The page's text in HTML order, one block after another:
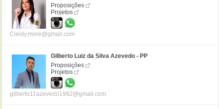
Proposições
Projetos
Cleidy.more@gmail.com
Gilberto Luiz da Silva Azevedo - PP
Proposições
Projetos
gilberto11azevedo1982@gmail.com